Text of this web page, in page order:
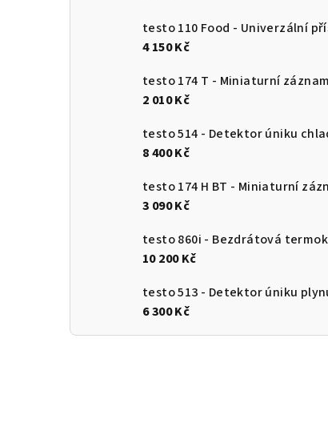
4 150 Kč
2 010 Kč
8 400 Kč
3 090 Kč
10 200 Kč
6 300 Kč